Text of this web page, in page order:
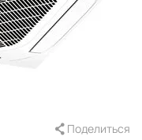
Поделиться